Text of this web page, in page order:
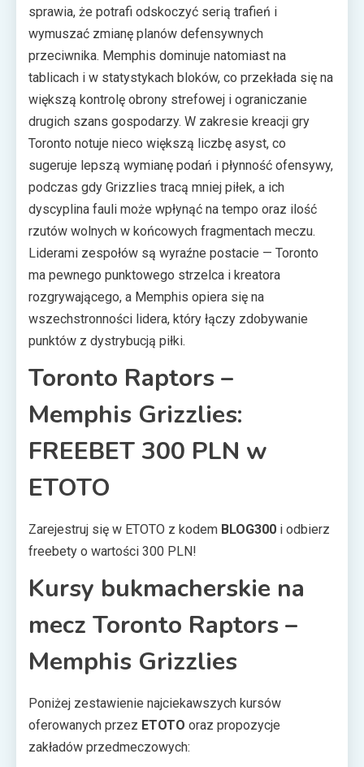
sprawia, że potrafi odskoczyć serią trafień i
wymuszać zmianę planów defensywnych
przeciwnika. Memphis dominuje natomiast na
tablicach i w statystykach bloków, co przekłada się na
większą kontrolę obrony strefowej i ograniczanie
drugich szans gospodarzy. W zakresie kreacji gry
Toronto notuje nieco większą liczbę asyst, co
sugeruje lepszą wymianę podań i płynność ofensywy,
podczas gdy Grizzlies tracą mniej piłek, a ich
dyscyplina fauli może wpłynąć na tempo oraz ilość
rzutów wolnych w końcowych fragmentach meczu.
Liderami zespołów są wyraźne postacie — Toronto
ma pewnego punktowego strzelca i kreatora
rozgrywającego, a Memphis opiera się na
wszechstronności lidera, który łączy zdobywanie
punktów z dystrybucją piłki.
Toronto Raptors –
Memphis Grizzlies:
FREEBET 300 PLN w
ETOTO
Zarejestruj się w ETOTO z kodem BLOG300 i odbierz
freebety o wartości 300 PLN!
Kursy bukmacherskie na
mecz Toronto Raptors –
Memphis Grizzlies
Poniżej zestawienie najciekawszych kursów
oferowanych przez ETOTO oraz propozycje
zakładów przedmeczowych: